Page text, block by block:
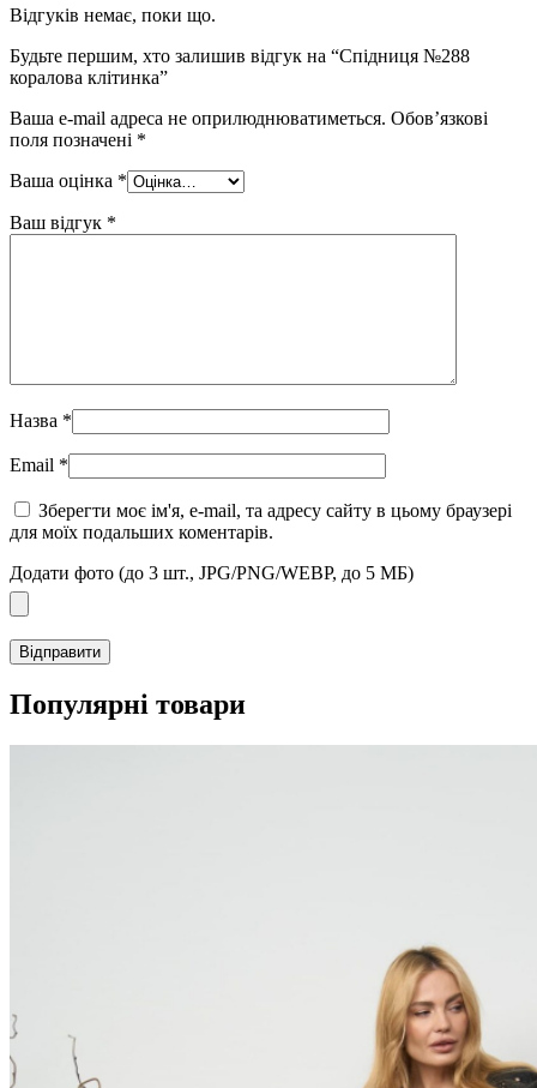
Відгуків немає, поки що.
Будьте першим, хто залишив відгук на “Спідниця №288
коралова клітинка”
Ваша e-mail адреса не оприлюднюватиметься. Обов’язкові
поля позначені *
Ваша оцінка *
Ваш відгук *
Назва *
Email *
Зберегти моє ім'я, e-mail, та адресу сайту в цьому браузері
для моїх подальших коментарів.
Додати фото (до 3 шт., JPG/PNG/WEBP, до 5 МБ)
Популярні товари